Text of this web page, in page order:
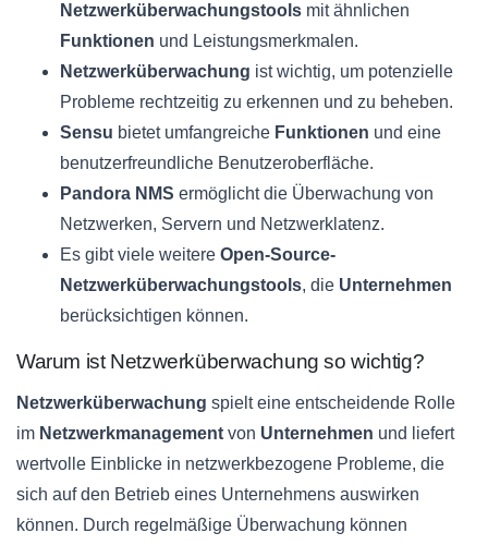
Netzwerküberwachungstools mit ähnlichen
Funktionen und Leistungsmerkmalen.
Netzwerküberwachung ist wichtig, um potenzielle
Probleme rechtzeitig zu erkennen und zu beheben.
Sensu bietet umfangreiche Funktionen und eine
benutzerfreundliche Benutzeroberfläche.
Pandora NMS ermöglicht die Überwachung von
Netzwerken, Servern und Netzwerklatenz.
Es gibt viele weitere Open-Source-
Netzwerküberwachungstools, die Unternehmen
berücksichtigen können.
Warum ist Netzwerküberwachung so wichtig?
Netzwerküberwachung spielt eine entscheidende Rolle
im Netzwerkmanagement von Unternehmen und liefert
wertvolle Einblicke in netzwerkbezogene Probleme, die
sich auf den Betrieb eines Unternehmens auswirken
können. Durch regelmäßige Überwachung können